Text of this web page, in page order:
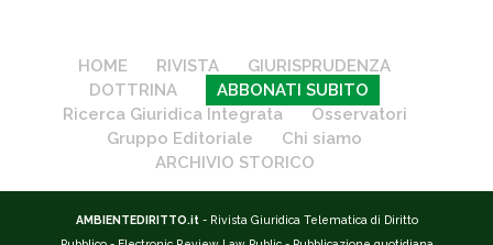
HOME RIVISTA
GIURISPRUDENZA
DOTTRINA
ABBONATI SUBITO
Ricerca Giuridica Integrata
Osservatori
Gruppo Editoriale
Chi siamo
ARCHIVIO STORICO
AMBIENTEDIRITTO.it - Rivista Giuridica Telematica di Diritto